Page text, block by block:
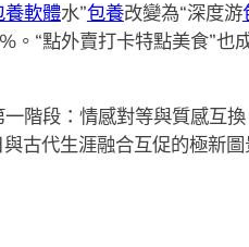
養軟體水”包養改變為“深度游
。“點外賣打卡特點美食”也
階段：情感對等與質感互
古代生涯融合互促的極新圖